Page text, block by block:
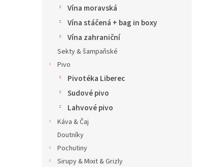
Vína moravská
Vína stáčená + bag in boxy
Vína zahraniční
Sekty & šampaňské
Pivo
Pivotéka Liberec
Sudové pivo
Lahvové pivo
Káva & Čaj
Doutníky
Pochutiny
Sirupy & Mixit & Grizly